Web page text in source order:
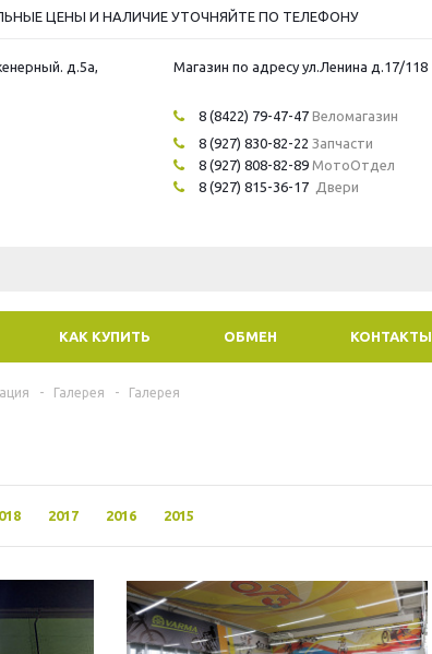
ЦЕНЫ И НАЛИЧИЕ УТОЧНЯЙТЕ ПО ТЕЛЕФОНУ
д.5а,
Магазин по адресу ул.Ленина д.17/118
8 (8422) 79-47-47 Веломагазин
8 (927) 830-82-22 Запчасти
8 (927) 808-82-89МотоОтдел
8 (927) 815-36-17Двери
КАК КУПИТЬ ОБМЕН КОНТАКТЫ
- Галерея - Галерея
2017 2016 2015